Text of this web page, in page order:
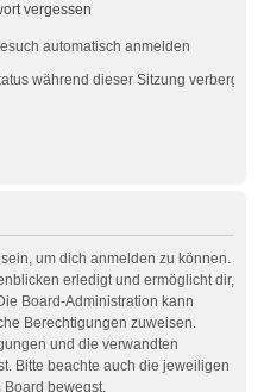
vergessen
automatisch anmelden
während dieser Sitzung verbergen
um dich anmelden zu können.
erledigt und ermöglicht dir,
Board-Administration kann
Berechtigungen zuweisen.
und die verwandten
Bitte beachte auch die jeweiligen
Board bewegst.